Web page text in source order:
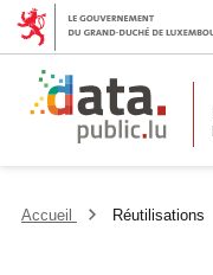
Accueil Réutilisations